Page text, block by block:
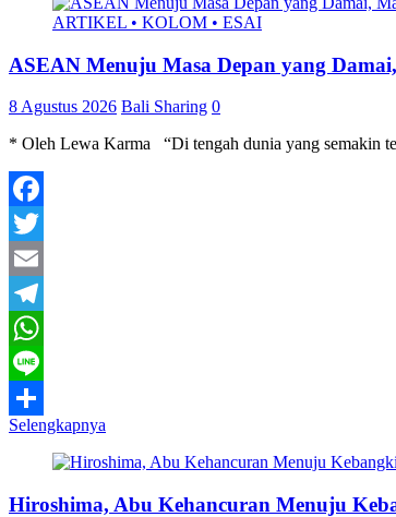
ARTIKEL • KOLOM • ESAI
ASEAN Menuju Masa Depan yang
8 Agustus 2026 Bali Sharing 0
* Oleh Lewa Karma “Di tengah dunia yang semakin
Facebook
Twitter
Email
Telegram
WhatsApp
Line
Share
Selengkapnya
Hiroshima, Abu Kehancuran Menuju